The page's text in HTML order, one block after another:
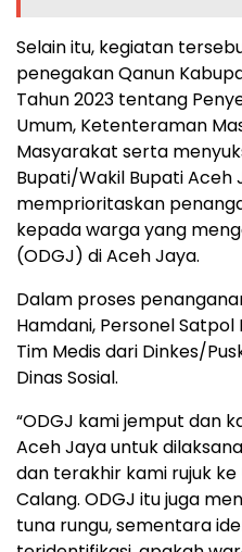
Selain itu, kegiatan
penegakan Qanun
Tahun 2023 tentang
Umum, Ketenteraman
Masyarakat serta
Bupati/Wakil Bupati Aceh
memprioritaskan
kepada warga yang
(ODGJ) di Aceh Jaya.
Dalam proses
Hamdani, Personel
Tim Medis dari Dinkes/
Dinas Sosial.
“ODGJ kami jemput dan
Aceh Jaya untuk
dan terakhir kami rujuk ke
Calang. ODGJ itu juga
tuna rungu, sementara